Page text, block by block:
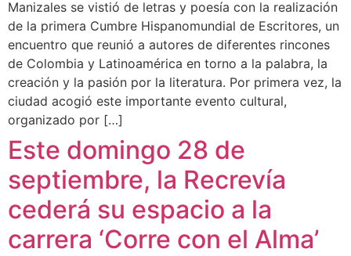
Manizales se vistió de letras y poesía con la realización
de la primera Cumbre Hispanomundial de Escritores, un
encuentro que reunió a autores de diferentes rincones
de Colombia y Latinoamérica en torno a la palabra, la
creación y la pasión por la literatura. Por primera vez, la
ciudad acogió este importante evento cultural,
organizado por […]
Este domingo 28 de
septiembre, la Recrevía
cederá su espacio a la
carrera ‘Corre con el Alma’